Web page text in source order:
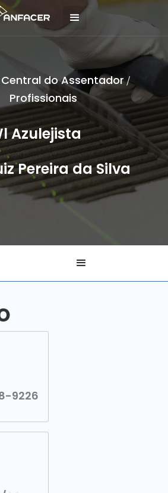
do Assentador/
Profissionais
Azulejista
Pereira da Silva
9226